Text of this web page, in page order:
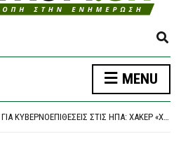
E
P
N
MENU
ΠΑΟΚ – ΆΝΤΕΡΛΕΧΤ 0-1, EUROPA LEAGUE: “ΣΟΚ” ΣΤΑ 17 ΔΕΥΤΕΡΌΛΕΠΤΑ ΚΑΙ… ΒΟΥΝΌ Η ΡΕΒΆΝΣ ΓΙΑ ΤΟΝ “ΔΙΚΈΦΑΛΟ”
ΣΥΝΑΓΕΡΜΌΣ ΓΙΑ ΚΥΒΕΡΝΟΕΠΙΘΈΣΕΙΣ ΣΤΙΣ ΗΠΑ: ΧΆΚΕΡ «ΧΤΥΠΟΎΝ» ΚΟΛΟΣΣΟΎΣ ΜΕ ΈΝΑ ΤΗΛΕΦΏΝΗΜΑ – ΠΏΣ ΠΑΓΙΔΕΎΟΥΝ ΕΡΓΑΖΟΜΈΝΟΥΣ ΚΑΙ ΑΡΠΆΖΟΥΝ ΚΩΔΙΚΟΎΣ